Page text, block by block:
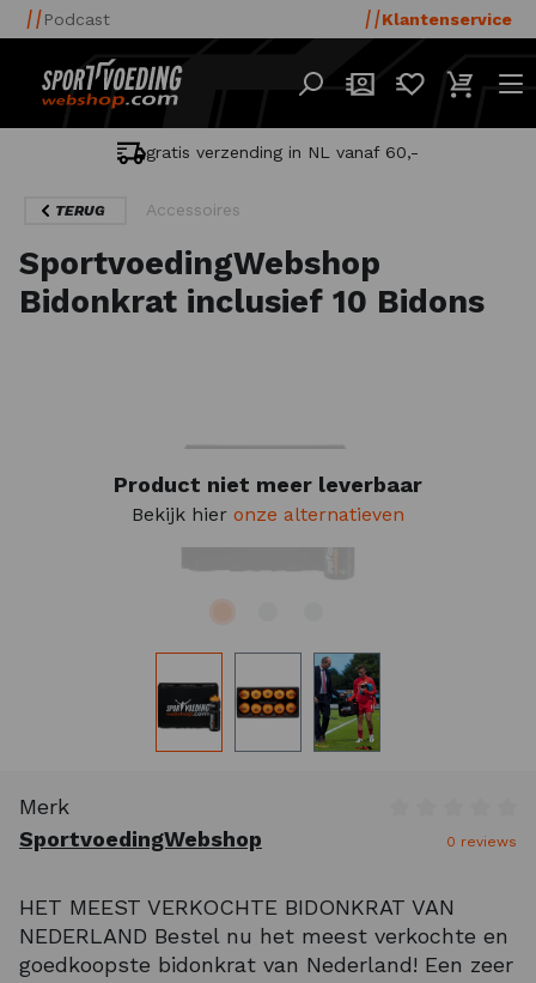
Podcast Klantenservice
gratis verzending in NL vanaf 60,-
TERUG Accessoires
SportvoedingWebshop
Bidonkrat inclusief 10 Bidons
Product niet meer leverbaar
Bekijk hier onze alternatieven
Merk
SportvoedingWebshop
Gemiddelde
0 reviews
HET MEEST VERKOCHTE BIDONKRAT VAN
NEDERLAND Bestel nu het meest verkochte en
goedkoopste bidonkrat van Nederland! Een zeer